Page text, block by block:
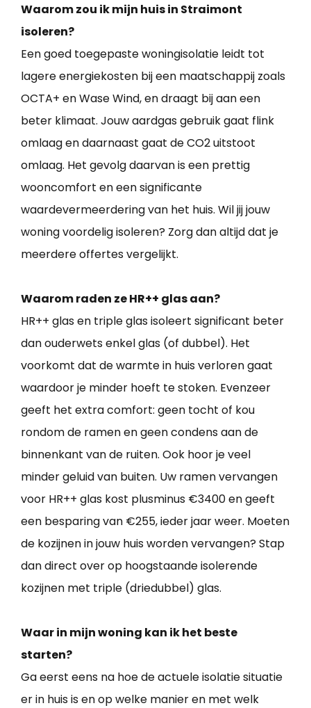
Waarom zou ik mijn huis in Straimont
isoleren?
Een goed toegepaste woningisolatie leidt tot
lagere energiekosten bij een maatschappij zoals
OCTA+ en Wase Wind, en draagt bij aan een
beter klimaat. Jouw aardgas gebruik gaat flink
omlaag en daarnaast gaat de CO2 uitstoot
omlaag. Het gevolg daarvan is een prettig
wooncomfort en een significante
waardevermeerdering van het huis. Wil jij jouw
woning voordelig isoleren? Zorg dan altijd dat je
meerdere offertes vergelijkt.
Waarom raden ze HR++ glas aan?
HR++ glas en triple glas isoleert significant beter
dan ouderwets enkel glas (of dubbel). Het
voorkomt dat de warmte in huis verloren gaat
waardoor je minder hoeft te stoken. Evenzeer
geeft het extra comfort: geen tocht of kou
rondom de ramen en geen condens aan de
binnenkant van de ruiten. Ook hoor je veel
minder geluid van buiten. Uw ramen vervangen
voor HR++ glas kost plusminus €3400 en geeft
een besparing van €255, ieder jaar weer. Moeten
de kozijnen in jouw huis worden vervangen? Stap
dan direct over op hoogstaande isolerende
kozijnen met triple (driedubbel) glas.
Waar in mijn woning kan ik het beste
starten?
Ga eerst eens na hoe de actuele isolatie situatie
er in huis is en op welke manier en met welk